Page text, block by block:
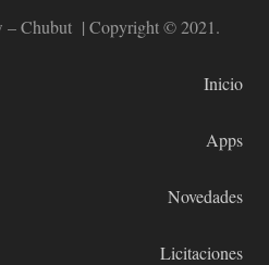
– Chubut | Copyright © 2021.
Inicio
Apps
Novedades
Licitaciones